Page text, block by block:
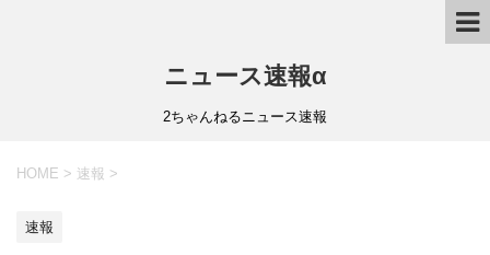
ニュース速報α
2ちゃんねるニュース速報
HOME > 速報 >
速報